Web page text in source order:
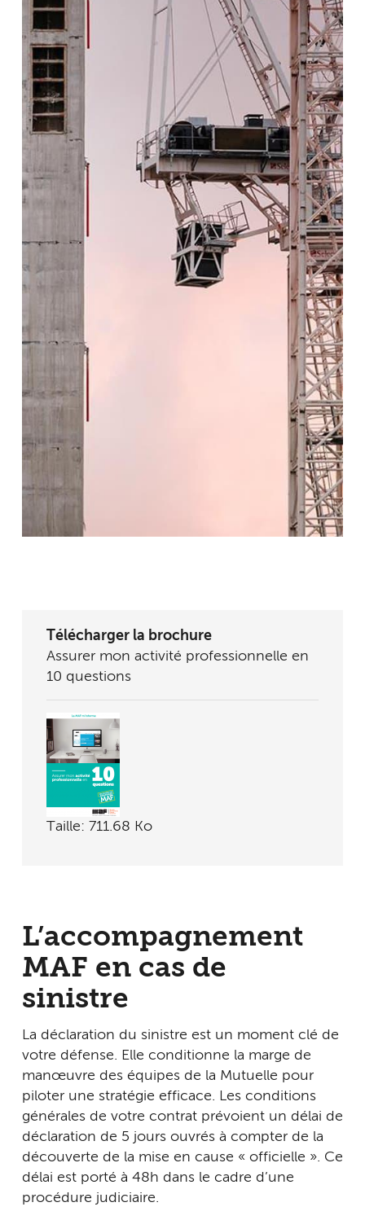
Télécharger la brochure
Assurer mon activité professionnelle en
10 questions
Taille: 711.68 Ko
L’accompagnement
MAF en cas de
sinistre
La déclaration du sinistre est un moment clé de
votre défense. Elle conditionne la marge de
manœuvre des équipes de la Mutuelle pour
piloter une stratégie efficace. Les conditions
générales de votre contrat prévoient un délai de
déclaration de 5 jours ouvrés à compter de la
découverte de la mise en cause « officielle ». Ce
délai est porté à 48h dans le cadre d’une
procédure judiciaire.